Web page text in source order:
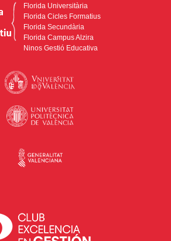
Florida Universitària
Florida Cicles Formatius
Florida Secundària
Florida Campus Alzira
Ninos Gestió Educativa